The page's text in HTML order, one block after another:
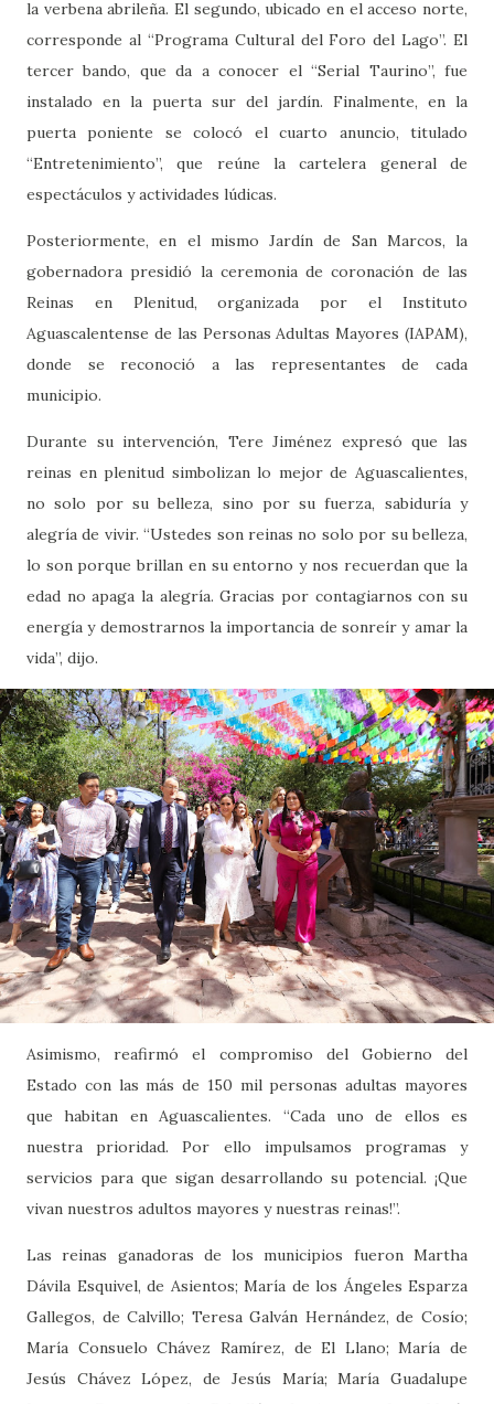
la verbena abrileña. El segundo, ubicado en el acceso norte,
corresponde al “Programa Cultural del Foro del Lago”. El
tercer bando, que da a conocer el “Serial Taurino”, fue
instalado en la puerta sur del jardín. Finalmente, en la
puerta poniente se colocó el cuarto anuncio, titulado
“Entretenimiento”, que reúne la cartelera general de
espectáculos y actividades lúdicas.
Posteriormente, en el mismo Jardín de San Marcos, la
gobernadora presidió la ceremonia de coronación de las
Reinas en Plenitud, organizada por el Instituto
Aguascalentense de las Personas Adultas Mayores (IAPAM),
donde se reconoció a las representantes de cada
municipio.
Durante su intervención, Tere Jiménez expresó que las
reinas en plenitud simbolizan lo mejor de Aguascalientes,
no solo por su belleza, sino por su fuerza, sabiduría y
alegría de vivir. “Ustedes son reinas no solo por su belleza,
lo son porque brillan en su entorno y nos recuerdan que la
edad no apaga la alegría. Gracias por contagiarnos con su
energía y demostrarnos la importancia de sonreír y amar la
vida”, dijo.
Asimismo, reafirmó el compromiso del Gobierno del
Estado con las más de 150 mil personas adultas mayores
que habitan en Aguascalientes. “Cada uno de ellos es
nuestra prioridad. Por ello impulsamos programas y
servicios para que sigan desarrollando su potencial. ¡Que
vivan nuestros adultos mayores y nuestras reinas!”.
Las reinas ganadoras de los municipios fueron Martha
Dávila Esquivel, de Asientos; María de los Ángeles Esparza
Gallegos, de Calvillo; Teresa Galván Hernández, de Cosío;
María Consuelo Chávez Ramírez, de El Llano; María de
Jesús Chávez López, de Jesús María; María Guadalupe